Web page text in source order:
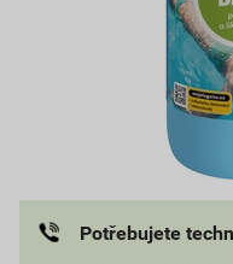
Potřebujete